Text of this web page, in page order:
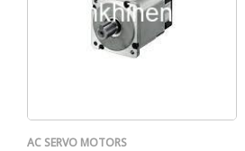
AC SERVO MOTORS